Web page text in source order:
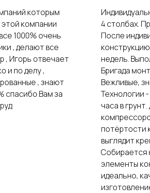
которым
компании
1000% очень
, делают все
, Игорь отвечает
и по делу ,
, знают
спасибо Вам за
4 столбах.
После
недель.
Бригада
Вежливые,
Технологии
часа в
потёртости
выглядит
Собирается
элементы
идеально,